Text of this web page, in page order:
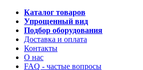
Каталог товаров
Упрощенный вид
Подбор оборудования
Доставка и оплата
Контакты
О нас
FAQ - частые вопросы